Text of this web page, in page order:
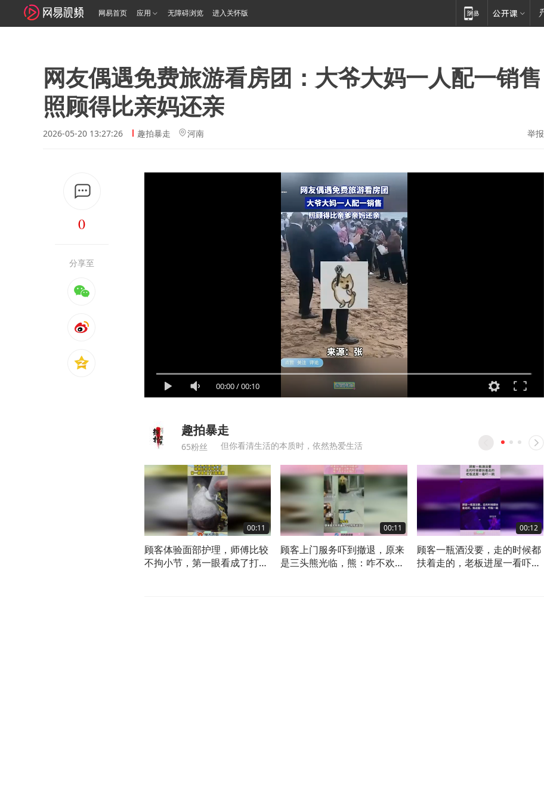
网易首页 应用 无障碍浏览 进入关怀版
网友偶遇免费旅游看房团：大爷大妈一人配一销售
照顾得比亲妈还亲
2026-05-20 13:27:26 趣拍暴走 河南 举报
0
分享至
00:00/00:10
趣拍暴走
65粉丝 但你看清生活的本质时，依然热爱生活
00:11
顾客体验面部护理，师傅比较
不拘小节，第一眼看成了打磨
00:11
顾客上门服务吓到撤退，原来
是三头熊光临，熊：咋不欢迎
00:12
顾客一瓶酒没要，走的时候都
扶着走的，老板进屋一看吓一